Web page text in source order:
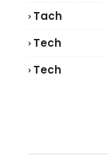
Tach
Tech
Tech